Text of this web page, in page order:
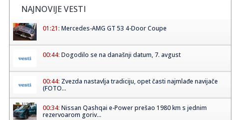
NAJNOVIJE VESTI
01:21: Mercedes-AMG GT 53 4-Door Coupe
00:44: Dogodilo se na današnji datum, 7. avgust
00:44: Zvezda nastavlja tradiciju, opet časti najmlađe navijače
(FOTO...
00:34: Nissan Qashqai e-Power prešao 1980 km s jednim
rezervoarom goriv...